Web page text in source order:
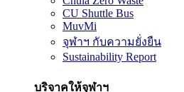
CU Shuttle Bus
MuvMi
จุฬาฯ กับความยั่งยืน
Sustainability Report
บริจาคให้จุฬาฯ